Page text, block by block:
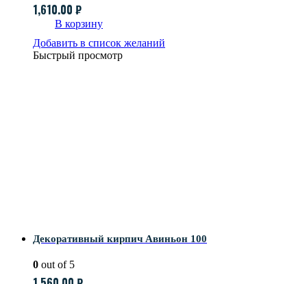
1,610.00 ₽
В корзину
Добавить в список желаний
Быстрый просмотр
Декоративный кирпич Авиньон 100
0 out of 5